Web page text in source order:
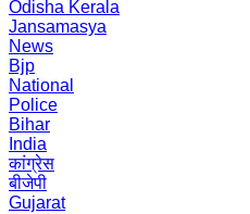
Odisha Kerala
Jansamasya
News
Bjp
National
Police
Bihar
India
कांग्रेस
बीजेपी
Gujarat